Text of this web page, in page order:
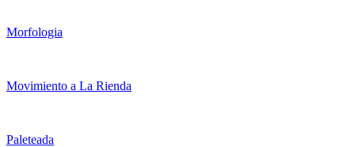
Morfologia
Movimiento a La Rienda
Paleteada